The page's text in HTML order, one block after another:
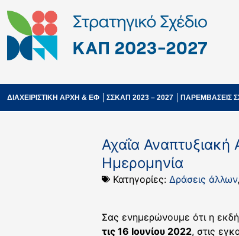
ΔΙΑΧΕΙΡΙΣΤΙΚΗ ΑΡΧΗ & ΕΦ ΣΣΚΑΠ 2023 – 2027 ΠΑΡΕΜΒΑΣΕΙΣ
Αχαΐα
Ημερομηνία
Κατηγορίες: Δράσεις άλλων,
Σας ενημερώνουμε ότι η
τις 16 Ιουνίου 2022, στις